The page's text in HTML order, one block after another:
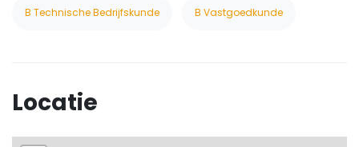
B Technische Bedrijfskunde B Vastgoedkunde
Locatie